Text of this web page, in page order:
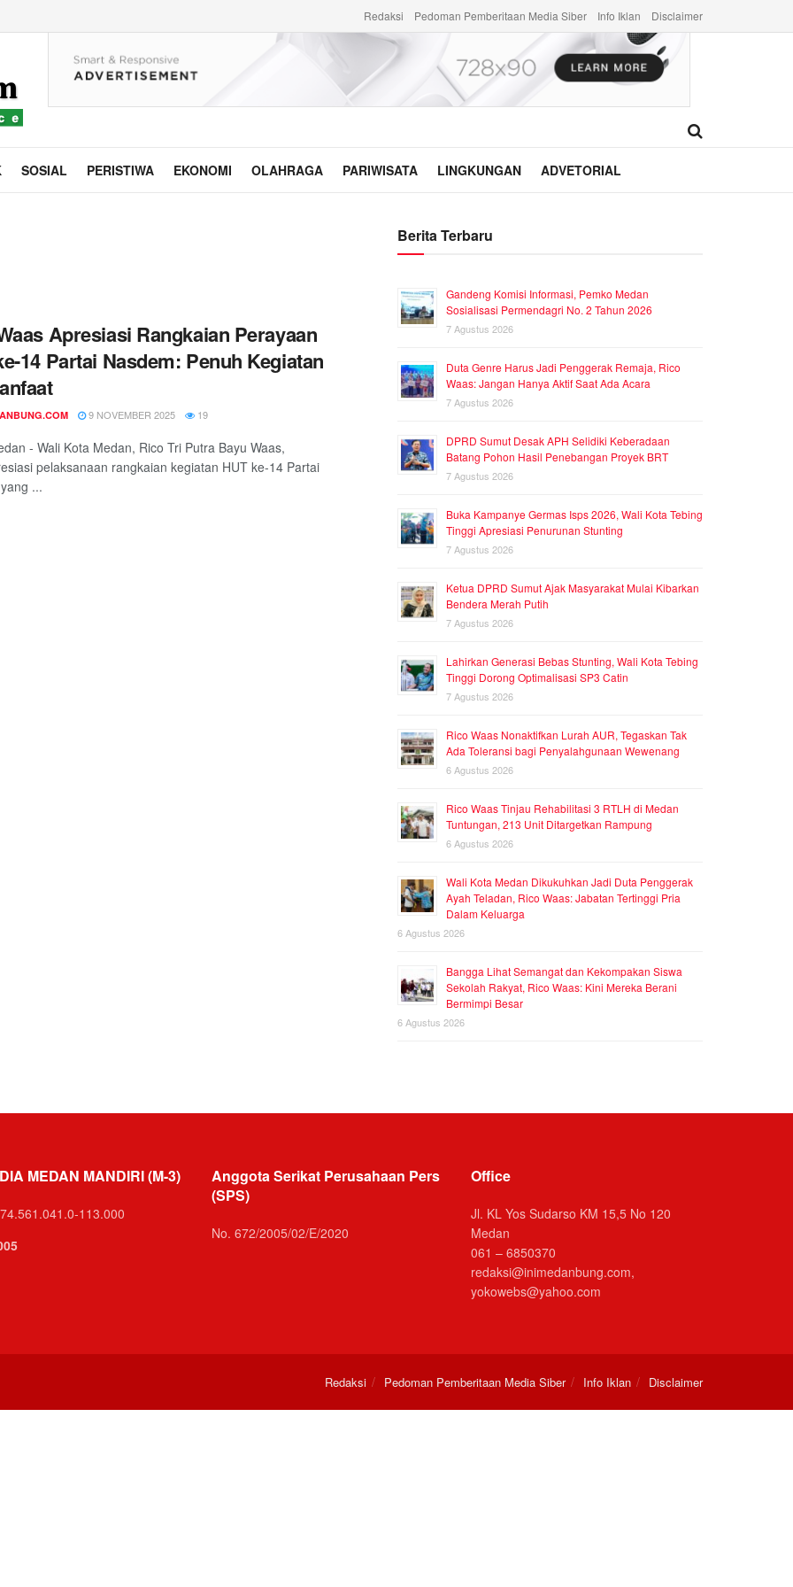
Redaksi Pedoman Pemberitaan Media Siber Info Iklan Disclaimer
SOSIAL PERISTIWA EKONOMI OLAHRAGA PARIWISATA LINGKUNGAN ADVETORIAL
Apresiasi Rangkaian Perayaan
14 Partai Nasdem: Penuh Kegiatan
9 NOVEMBER 2025 19
- Wali Kota Medan, Rico Tri Putra Bayu Waas,
pelaksanaan rangkaian kegiatan HUT ke-14 Partai
...
Berita Terbaru
Gandeng Komisi Informasi, Pemko Medan
Sosialisasi Permendagri No. 2 Tahun 2026
7 Agustus 2026
Duta Genre Harus Jadi Penggerak Remaja, Rico
Waas: Jangan Hanya Aktif Saat Ada Acara
7 Agustus 2026
DPRD Sumut Desak APH Selidiki Keberadaan
Batang Pohon Hasil Penebangan Proyek BRT
7 Agustus 2026
Buka Kampanye Germas Isps 2026, Wali Kota Tebing
Tinggi Apresiasi Penurunan Stunting
7 Agustus 2026
Ketua DPRD Sumut Ajak Masyarakat Mulai Kibarkan
Bendera Merah Putih
7 Agustus 2026
Lahirkan Generasi Bebas Stunting, Wali Kota Tebing
Tinggi Dorong Optimalisasi SP3 Catin
7 Agustus 2026
Rico Waas Nonaktifkan Lurah AUR, Tegaskan Tak
Ada Toleransi bagi Penyalahgunaan Wewenang
6 Agustus 2026
Rico Waas Tinjau Rehabilitasi 3 RTLH di Medan
Tuntungan, 213 Unit Ditargetkan Rampung
6 Agustus 2026
Wali Kota Medan Dikukuhkan Jadi Duta Penggerak
Ayah Teladan, Rico Waas: Jabatan Tertinggi Pria
Dalam Keluarga
6 Agustus 2026
Bangga Lihat Semangat dan Kekompakan Siswa
Sekolah Rakyat, Rico Waas: Kini Mereka Berani
Bermimpi Besar
6 Agustus 2026
MEDAN MANDIRI (M-3)
113.000
Anggota Serikat Perusahaan Pers
(SPS)
No. 672/2005/02/E/2020
Office
Jl. KL Yos Sudarso KM 15,5 No 120
Medan
061 – 6850370
redaksi@inimedanbung.com,
yokowebs@yahoo.com
Redaksi Pedoman Pemberitaan Media Siber Info Iklan Disclaimer